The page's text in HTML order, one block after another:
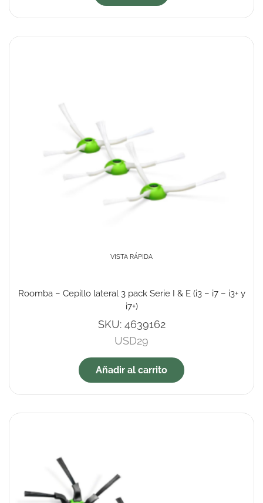
VISTA RÁPIDA
Roomba – Cepillo lateral 3 pack Serie I & E (i3 – i7 – i3+ y
i7+)
SKU: 4639162
USD29
Añadir al carrito